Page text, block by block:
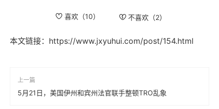
喜欢（10） 不喜欢（2）
本文链接： https://www.jxyuhui.com/post/154.html
上一篇
5月21日，美国伊州和宾州法官联手整顿TRO乱象